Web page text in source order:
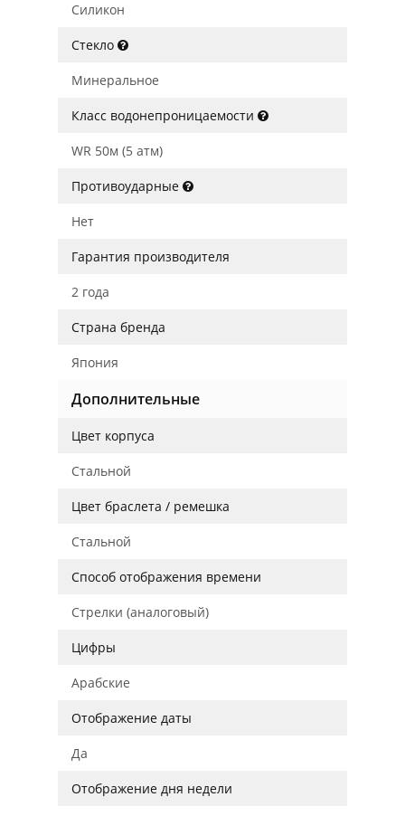
Силикон
Стекло
Минеральное
Класс водонепроницаемости
WR 50м (5 атм)
Противоударные
Нет
Гарантия производителя
2 года
Страна бренда
Япония
Дополнительные
Цвет корпуса
Стальной
Цвет браслета / ремешка
Стальной
Способ отображения времени
Стрелки (аналоговый)
Цифры
Арабские
Отображение даты
Да
Отображение дня недели